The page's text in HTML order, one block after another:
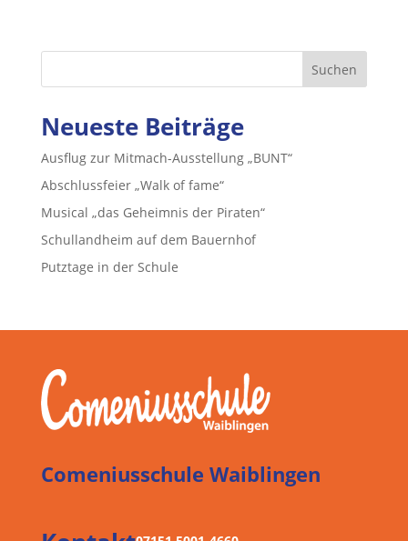
Suchen
Neueste Beiträge
Ausflug zur Mitmach-Ausstellung „BUNT“
Abschlussfeier „Walk of fame“
Musical „das Geheimnis der Piraten“
Schullandheim auf dem Bauernhof
Putztage in der Schule
Comeniusschule Waiblingen